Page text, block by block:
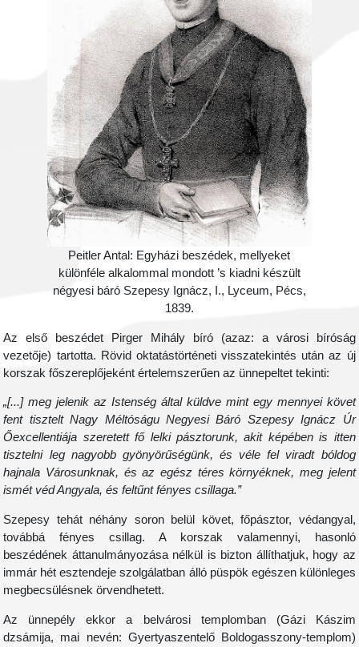
Peitler Antal: Egyházi beszédek, mellyeket
különféle alkalommal mondott ’s kiadni készült
négyesi báró Szepesy Ignácz, I., Lyceum, Pécs,
1839.
Az első beszédet Pirger Mihály bíró (azaz: a városi bíróság
vezetője) tartotta. Rövid oktatástörténeti visszatekintés után az új
korszak főszereplőjeként értelemszerűen az ünnepeltet tekinti:
„[...] meg jelenik az Istenség által küldve mint egy mennyei követ
fent tisztelt Nagy Méltóságu Negyesi Báró Szepesy Ignácz Úr
Őexcellentiája szeretett fő lelki pásztorunk, akit képében is itten
tisztelni leg nagyobb gyönyörűségünk, és véle fel viradt bóldog
hajnala Városunknak, és az egész téres környéknek, meg jelent
ismét véd Angyala, és feltűnt fényes csillaga.”
Szepesy tehát néhány soron belül követ, főpásztor, védangyal,
továbbá fényes csillag. A korszak valamennyi, hasonló
beszédének áttanulmányozása nélkül is bizton állíthatjuk, hogy az
immár hét esztendeje szolgálatban álló püspök egészen különleges
megbecsülésnek örvendhetett.
Az ünnepély ekkor a belvárosi templomban (Gázi Kászim
dzsámija, mai nevén: Gyertyaszentelő Boldogasszony-templom)